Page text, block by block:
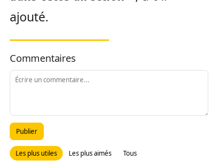
ajouté.
Commentaires
Publier
Les plus utiles Les plus aimés Tous